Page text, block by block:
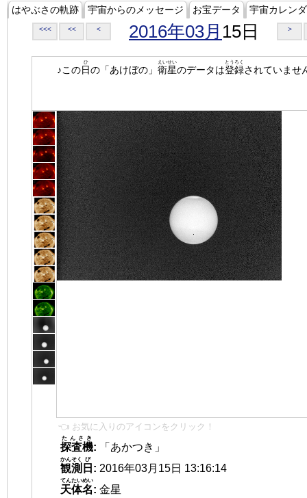
はやぶさの軌跡 宇宙からのメッセージ お宝データ 宇宙カレン
<<< << < 2016年03月 15日 >
♪この日
ひ
の「あけぼの」 衛星
えいせい
のデータは登録
とうろく
されていませ
👈 お気に入りのアイコンをクリック！
探査機
たんさき
:
「あかつき」
観測
かんそく
日
び
: 2016年03月15日 13:16:14
天体名
てんたいめい
: 金星